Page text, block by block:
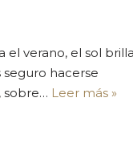
verano, el sol
seguro hacerse
sobre… Leer más »